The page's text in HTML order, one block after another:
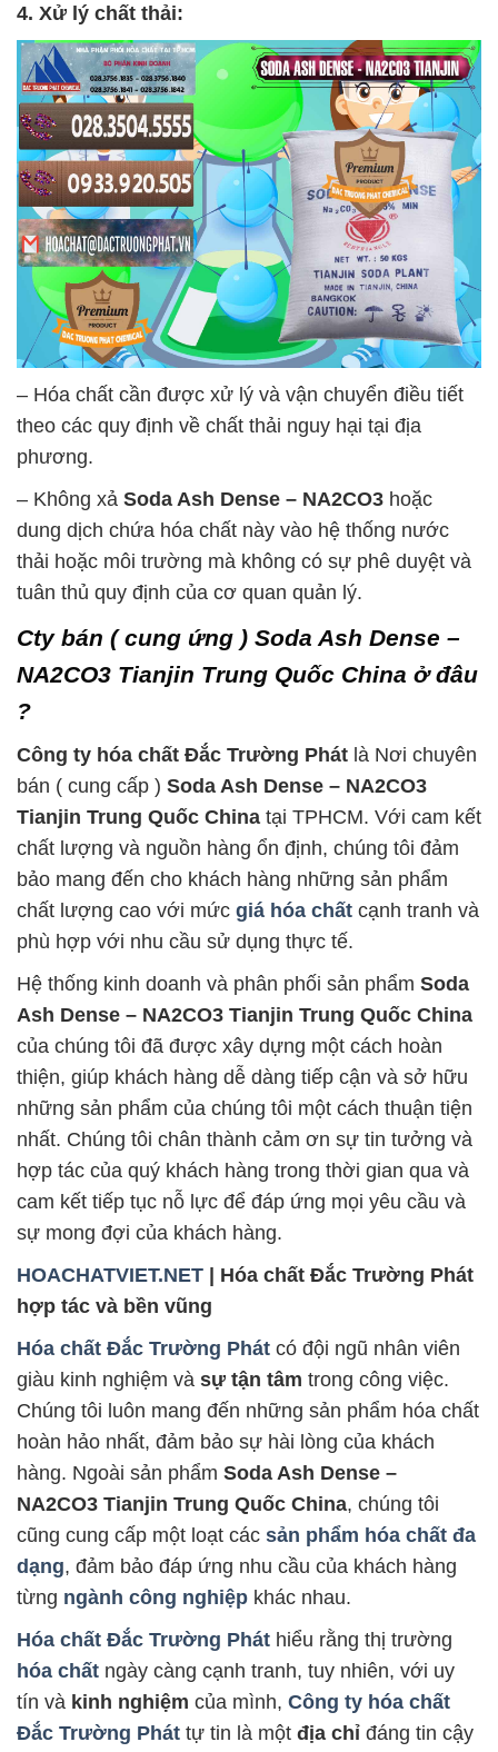
4. Xử lý chất thải:
– Hóa chất cần được xử lý và vận chuyển điều tiết
theo các quy định về chất thải nguy hại tại địa
phương.
– Không xả Soda Ash Dense – NA2CO3 hoặc
dung dịch chứa hóa chất này vào hệ thống nước
thải hoặc môi trường mà không có sự phê duyệt và
tuân thủ quy định của cơ quan quản lý.
Cty bán ( cung ứng ) Soda Ash Dense –
NA2CO3 Tianjin Trung Quốc China ở đâu
?
Công ty hóa chất Đắc Trường Phát là Nơi chuyên
bán ( cung cấp ) Soda Ash Dense – NA2CO3
Tianjin Trung Quốc China tại TPHCM. Với cam kết
chất lượng và nguồn hàng ổn định, chúng tôi đảm
bảo mang đến cho khách hàng những sản phẩm
chất lượng cao với mức giá hóa chất cạnh tranh và
phù hợp với nhu cầu sử dụng thực tế.
Hệ thống kinh doanh và phân phối sản phẩm Soda
Ash Dense – NA2CO3 Tianjin Trung Quốc China
của chúng tôi đã được xây dựng một cách hoàn
thiện, giúp khách hàng dễ dàng tiếp cận và sở hữu
những sản phẩm của chúng tôi một cách thuận tiện
nhất. Chúng tôi chân thành cảm ơn sự tin tưởng và
hợp tác của quý khách hàng trong thời gian qua và
cam kết tiếp tục nỗ lực để đáp ứng mọi yêu cầu và
sự mong đợi của khách hàng.
HOACHATVIET.NET | Hóa chất Đắc Trường Phát
hợp tác và bền vũng
Hóa chất Đắc Trường Phát có đội ngũ nhân viên
giàu kinh nghiệm và sự tận tâm trong công việc.
Chúng tôi luôn mang đến những sản phẩm hóa chất
hoàn hảo nhất, đảm bảo sự hài lòng của khách
hàng. Ngoài sản phẩm Soda Ash Dense –
NA2CO3 Tianjin Trung Quốc China, chúng tôi
cũng cung cấp một loạt các sản phẩm hóa chất đa
dạng, đảm bảo đáp ứng nhu cầu của khách hàng
từng ngành công nghiệp khác nhau.
Hóa chất Đắc Trường Phát hiểu rằng thị trường
hóa chất ngày càng cạnh tranh, tuy nhiên, với uy
tín và kinh nghiệm của mình, Công ty hóa chất
Đắc Trường Phát tự tin là một địa chỉ đáng tin cậy